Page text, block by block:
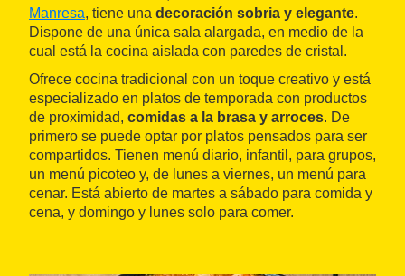
Manresa, tiene una decoración sobria y elegante.
Dispone de una única sala alargada, en medio de la
cual está la cocina aislada con paredes de cristal.
Ofrece cocina tradicional con un toque creativo y está
especializado en platos de temporada con productos
de proximidad, comidas a la brasa y arroces. De
primero se puede optar por platos pensados para ser
compartidos. Tienen menú diario, infantil, para grupos,
un menú picoteo y, de lunes a viernes, un menú para
cenar. Está abierto de martes a sábado para comida y
cena, y domingo y lunes solo para comer.